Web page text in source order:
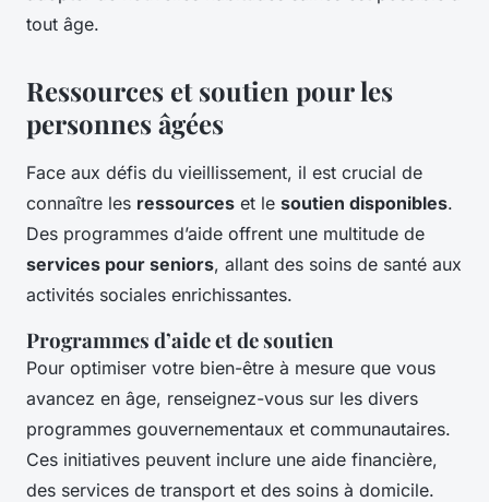
tout âge.
Ressources et soutien pour les
personnes âgées
Face aux défis du vieillissement, il est crucial de
connaître les ressources et le soutien disponibles.
Des programmes d’aide offrent une multitude de
services pour seniors, allant des soins de santé aux
activités sociales enrichissantes.
Programmes d’aide et de soutien
Pour optimiser votre bien-être à mesure que vous
avancez en âge, renseignez-vous sur les divers
programmes gouvernementaux et communautaires.
Ces initiatives peuvent inclure une aide financière,
des services de transport et des soins à domicile.